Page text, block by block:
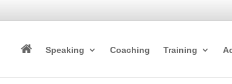
Speaking Coaching Training